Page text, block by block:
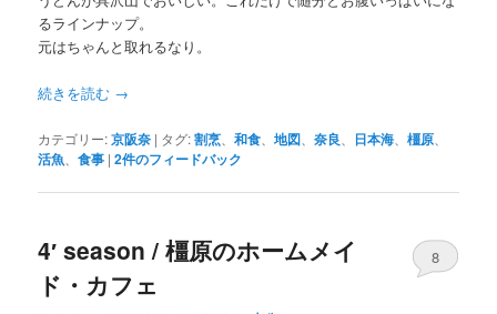
るラインナップ。
元はちゃんと取れるなり。
続きを読む →
カテゴリー:京阪奈 | タグ:割烹 、和食 、地図 、奈良 日本海 、橿原
活魚 、食事 |2件のフィードバック
4′ season / 橿原のホームメイ
ド・カフェ
8